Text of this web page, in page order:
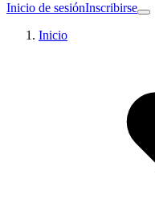
Inicio de sesiónInscribirse
Inicio